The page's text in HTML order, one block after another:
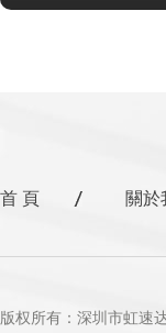
首 頁 關於
版权所有：深圳市虹速